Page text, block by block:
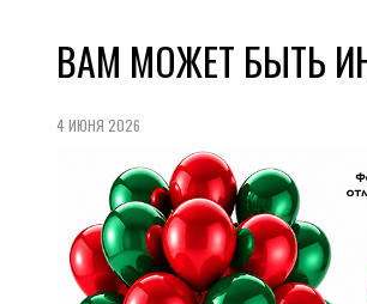
ВАМ МОЖЕТ БЫТЬ
4 ИЮНЯ 2026